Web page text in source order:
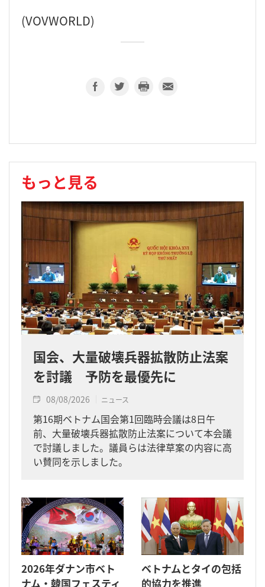
(VOVWORLD)
もっと見る
国会、大量破壊兵器拡散防止法案
を討議 予防を最優先に
08/08/2026 ニュース
第16期ベトナム国会第1回臨時会議は8日午
前、大量破壊兵器拡散防止法案について本会議
で討議しました。議員らは法律草案の内容に高
い賛同を示しました。
2026年ダナン市ベト
ナム・韓国フェスティ
ベトナムとタイの包括
的協力を推進